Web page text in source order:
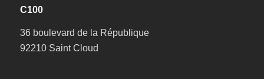
C100
36 boulevard de la République
92210 Saint Cloud